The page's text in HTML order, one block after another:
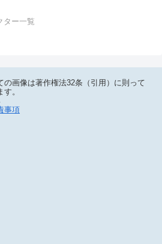
ター一覧
の画像は著作権法32条（引用）に則って
。
事項